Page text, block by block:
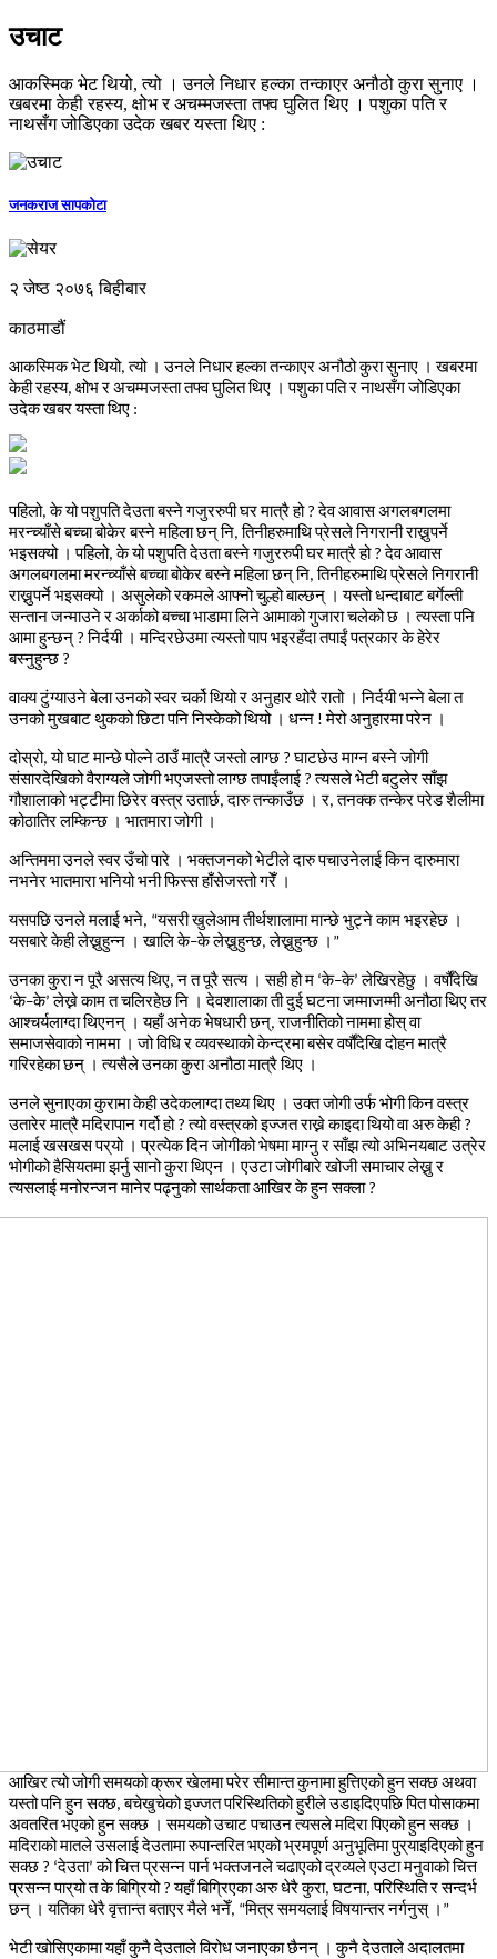
उचाट
आकस्मिक भेट थियो, त्यो । उनले निधार हल्का तन्काएर अनौठो कुरा सुनाए ।
खबरमा केही रहस्य, क्षोभ र अचम्मजस्ता तफ्व घुलित थिए । पशुका पति र
नाथसँग जोडिएका उदेक खबर यस्ता थिए :
जनकराज सापकोटा
२ जेष्ठ २०७६ बिहीबार
काठमाडौं
आकस्मिकभेटथियो,त्यो । उनलेनिधारहल्कातन्काएरअनौठोकुरासुनाए । खबरमा
केहीरहस्य, क्षोभरअचम्मजस्तातफ्वघुलितथिए । पशुकापतिरनाथसँगजोडिएका
उदेकखबरयस्ताथिए :
पहिलो,केयोपशुपतिदेउताबस्नेगजुररुपीघरमात्रैहो?देवआवासअगलबगलमा
मरन्च्याँसेबच्चाबोकेरबस्नेमहिलाछन्नि,तिनीहरुमाथिप्रेसलेनिगरानीराख्नुपर्ने
भइसक्यो । पहिलो,केयोपशुपतिदेउताबस्नेगजुररुपीघरमात्रैहो?देवआवास
अगलबगलमामरन्च्याँसेबच्चाबोकेरबस्नेमहिलाछन्नि,तिनीहरुमाथिप्रेसलेनिगरानी
राख्नुपर्नेभइसक्यो । असुलेकोरकमलेआफ्नोचुल्होबाल्छन् । यस्तोधन्दाबाटबर्गेल्ती
सन्तानजन्माउनेरअर्काकोबच्चाभाडामालिनेआमाकोगुजाराचलेकोछ । त्यस्तापनि
आमाहुन्छन् ?निर्दयी । मन्दिरछेउमात्यस्तोपापभइरहँदातपाईंपत्रकारकेहेरेर
बस्नुहुन्छ ?
वाक्यटुंग्याउनेबेलाउनकोस्वरचर्कोथियोरअनुहारथोरैरातो । निर्दयीभन्नेबेलात
उनकोमुखबाटथुककोछिटापनिनिस्केकोथियो । धन्न !मेरोअनुहारमापरेन ।
दोस्रो,योघाटमान्छेपोल्नेठाउँमात्रैजस्तोलाग्छ ?घाटछेउमाग्नबस्नेजोगी
संसारदेखिकोवैराग्यलेजोगीभएजस्तोलाग्छतपाईंलाई?त्यसलेभेटीबटुलेरसाँझ
गौशालाकोभट्टीमाछिरेरवस्त्रउतार्छ,दारुतन्काउँछ । र,तनक्कतन्केरपरेडशैलीमा
कोठातिरलम्किन्छ । भातमाराजोगी ।
अन्तिममाउनलेस्वरउँचोपारे । भक्तजनकोभेटीलेदारुपचाउनेलाईकिनदारुमारा
नभनेरभातमाराभनियोभनीफिस्सहाँसेजस्तोगरेँ ।
यसपछिउनलेमलाईभने, “यसरीखुलेआमतीर्थशालामामान्छेभुट्नेकामभइरहेछ ।
यसबारेकेहीलेख्नुहुन्न । खालिके–केलेख्नुहुन्छ,लेख्नुहुन्छ । ”
उनकाकुरानपूरैअसत्यथिए,नतपूरैसत्य । सहीहोम ‘के–के’लेखिरहेछु । वर्षौंदेखि
‘के–के’लेख्नेकामतचलिरहेछनि । देवशालाकातीदुईघटनाजम्माजम्मीअनौठाथिएतर
आश्चर्यलाग्दाथिएनन् । यहाँअनेकभेषधारीछन्,राजनीतिकोनाममाहोस्वा
समाजसेवाकोनाममा । जोविधिरव्यवस्थाकोकेन्द्रमाबसेरवर्षौंदेखिदोहनमात्रै
गरिरहेकाछन् । त्यसैलेउनकाकुराअनौठामात्रैथिए ।
उनलेसुनाएकाकुरामाकेहीउदेकलाग्दातथ्यथिए । उक्तजोगीउर्फभोगीकिनवस्त्र
उतारेरमात्रैमदिरापानगर्दोहो?त्योवस्त्रकोइज्जतराख्नेकाइदाथियोवाअरुकेही?
मलाईखसखसपर्यो । प्रत्येकदिनजोगीकोभेषमामाग्नुरसाँझत्योअभिनयबाटउत्रेर
भोगीकोहैसियतमाझर्नुसानोकुराथिएन । एउटाजोगीबारेखोजीसमाचारलेख्नुर
त्यसलाईमनोरन्जनमानेरपढ्नुकोसार्थकताआखिरकेहुनसक्ला?
आखिरत्योजोगीसमयकोक्रूरखेलमापरेरसीमान्तकुनामाहुत्तिएकोहुनसक्छअथवा
यस्तोपनिहुनसक्छ,बचेखुचेकोइज्जतपरिस्थितिकोहुरीलेउडाइदिएपछिपितपोसाकमा
अवतरितभएकोहुनसक्छ । समयकोउचाटपचाउनत्यसलेमदिरापिएकोहुनसक्छ ।
मदिराकोमातलेउसलाईदेउतामारुपान्तरितभएकोभ्रमपूर्णअनुभूतिमापुर्याइदिएकोहुन
सक्छ ? ‘देउता’कोचित्तप्रसन्नपार्नभक्तजनलेचढाएकोद्रव्यलेएउटामनुवाकोचित्त
प्रसन्नपार्योतकेबिग्रियो?यहाँबिग्रिएकाअरुधेरैकुरा,घटना,परिस्थितिरसन्दर्भ
छन् । यतिकाधेरैवृत्तान्तबताएरमैलेभनेँ, “मित्रसमयलाईविषयान्तरनर्गनुस् । ”
भेटीखोसिएकामायहाँकुनैदेउतालेविरोधजनाएकाछैनन् । कुनैदेउतालेअदालतमा